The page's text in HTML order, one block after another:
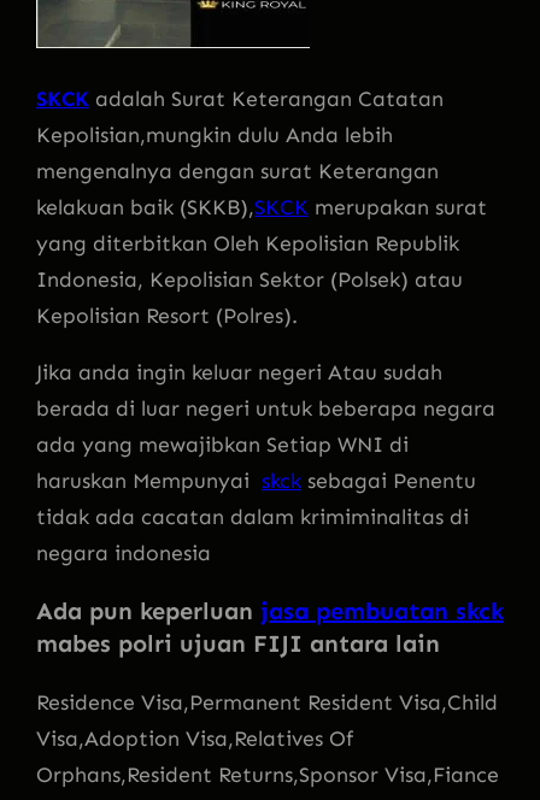
SKCK adalah Surat Keterangan Catatan
Kepolisian,mungkin dulu Anda lebih
mengenalnya dengan surat Keterangan
kelakuan baik (SKKB),SKCK merupakan surat
yang diterbitkan Oleh Kepolisian Republik
Indonesia, Kepolisian Sektor (Polsek) atau
Kepolisian Resort (Polres).
Jika anda ingin keluar negeri Atau sudah
berada di luar negeri untuk beberapa negara
ada yang mewajibkan Setiap WNI di
haruskan Mempunyai skck sebagai Penentu
tidak ada cacatan dalam krimiminalitas di
negara indonesia
Ada pun keperluan jasa pembuatan skck
mabes polri ujuan FIJI antara lain
Residence Visa,Permanent Resident Visa,Child
Visa,Adoption Visa,Relatives Of
Orphans,Resident Returns,Sponsor Visa,Fiance